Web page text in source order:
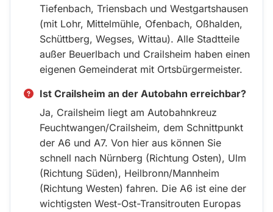
Tiefenbach, Triensbach und Westgartshausen
(mit Lohr, Mittelmühle, Ofenbach, Oßhalden,
Schüttberg, Wegses, Wittau). Alle Stadtteile
außer Beuerlbach und Crailsheim haben einen
eigenen Gemeinderat mit Ortsbürgermeister.
Ist Crailsheim an der Autobahn erreichbar?
Ja, Crailsheim liegt am Autobahnkreuz
Feuchtwangen/Crailsheim, dem Schnittpunkt
der A6 und A7. Von hier aus können Sie
schnell nach Nürnberg (Richtung Osten), Ulm
(Richtung Süden), Heilbronn/Mannheim
(Richtung Westen) fahren. Die A6 ist eine der
wichtigsten West-Ost-Transitrouten Europas